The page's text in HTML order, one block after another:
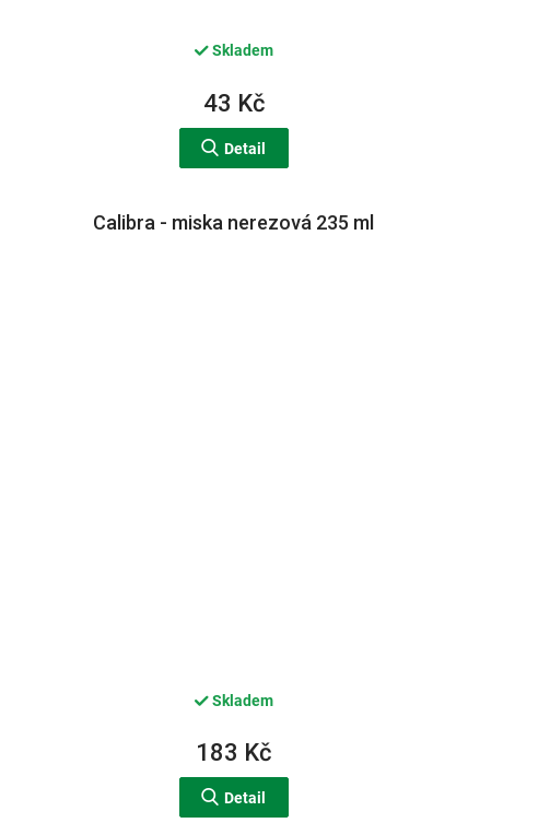
Skladem
43 Kč
Detail
Calibra - miska nerezová 235 ml
Skladem
183 Kč
Detail